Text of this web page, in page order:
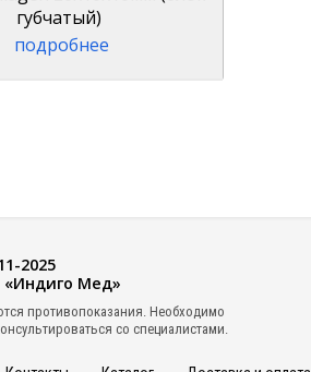
подробнее
2025
Мед»
противопоказания. Необходимо
со специалистами.